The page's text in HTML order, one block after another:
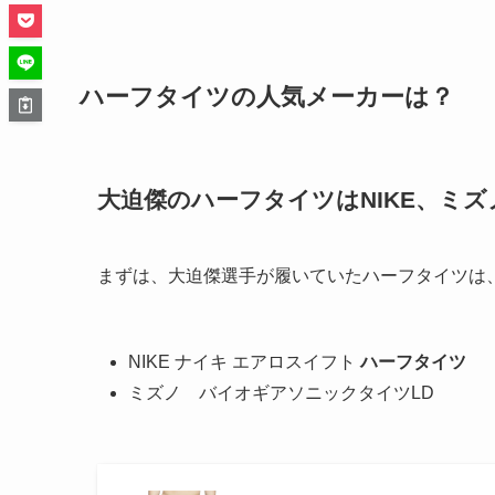
ハーフタイツの人気メーカーは？
大迫傑のハーフタイツはNIKE、ミズ
まずは、大迫傑選手が履いていたハーフタイツは
NIKE ナイキ エアロスイフトハーフタイツ
ミズノ バイオギアソニックタイツLD